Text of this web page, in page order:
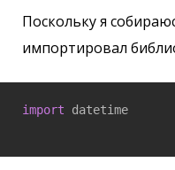
Поскольку я
импортировал
import datetime